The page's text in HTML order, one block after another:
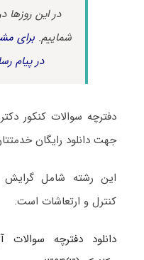
در این روزها
شماییم.برای
در پیام
جهت دانلود رایگان
این رشته شامل گرایش
کنترل و ارتعاشات است.
دانلود دفترچه